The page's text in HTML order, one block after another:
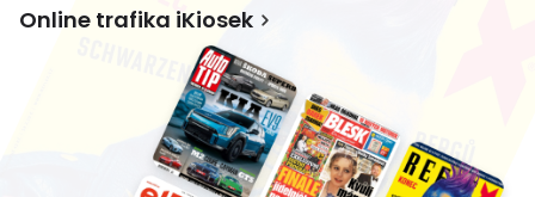
Online trafika iKiosek